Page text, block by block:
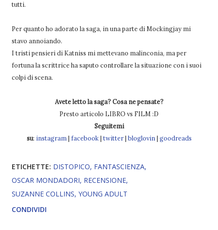
tutti.
Per quanto ho adorato la saga, in una parte di Mockingjay mi
stavo annoiando.
I tristi pensieri di Katniss mi mettevano malinconia, ma per
fortuna la scrittrice ha saputo controllare la situazione con i suoi
colpi di scena.
Avete letto la saga? Cosa ne pensate?
Presto articolo LIBRO vs FILM :D
Seguitemi
su: instagram | facebook| twitter| bloglovin | goodreads
ETICHETTE: DISTOPICO FANTASCIENZA
OSCAR MONDADORI RECENSIONE
SUZANNE COLLINS YOUNG ADULT
CONDIVIDI